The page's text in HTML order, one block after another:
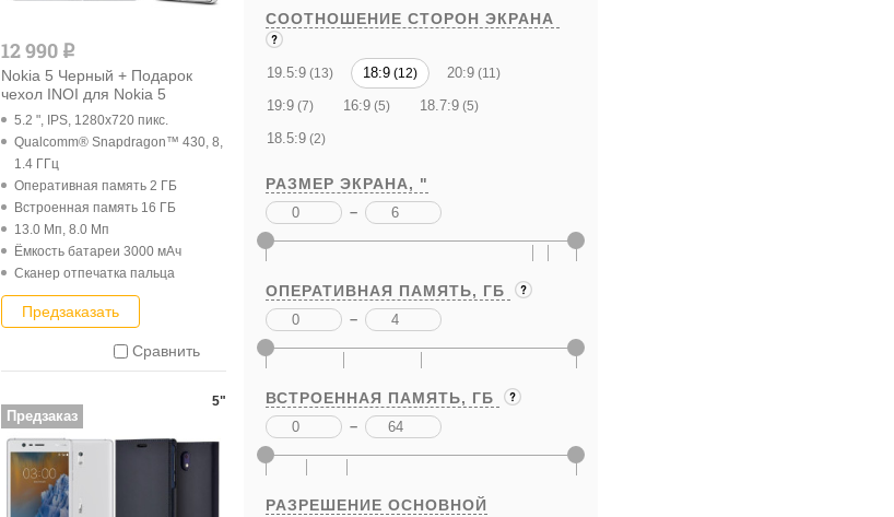
12 990 q
Nokia 5 Черный + Подарок
чехол INOI для Nokia 5
5.2 ", IPS, 1280x720 пикс.
Qualcomm® Snapdragon™ 430, 8,
1.4 ГГц
Оперативная память 2 ГБ
Встроенная память 16 ГБ
13.0 Мп, 8.0 Мп
Ёмкость батареи 3000 мАч
Cканер отпечатка пальца
Предзаказать
Сравнить
5"
Предзаказ
СООТНОШЕНИЕ СТОРОН ЭКРАНА
19.5:9 (13) 18:9 (12) 20:9 (11)
19:9 (7) 16:9 (5) 18.7:9 (5)
18.5:9 (2)
РАЗМЕР ЭКРАНА, "
–
ОПЕРАТИВНАЯ ПАМЯТЬ, ГБ
–
ВСТРОЕННАЯ ПАМЯТЬ, ГБ
–
РАЗРЕШЕНИЕ ОСНОВНОЙ